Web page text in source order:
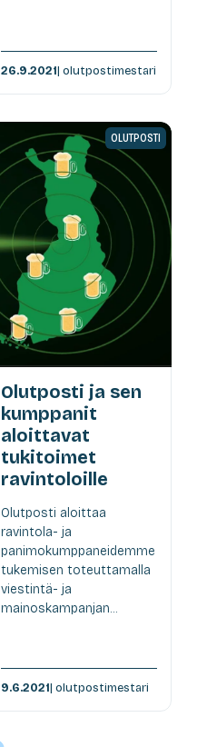
26.9.2021| olutpostimestari
OLUTPOSTI
Olutposti ja sen
kumppanit
aloittavat
tukitoimet
ravintoloille
Olutposti aloittaa
ravintola- ja
panimokumppaneidemme
tukemisen toteuttamalla
viestintä- ja
mainoskampanjan...
9.6.2021| olutpostimestari